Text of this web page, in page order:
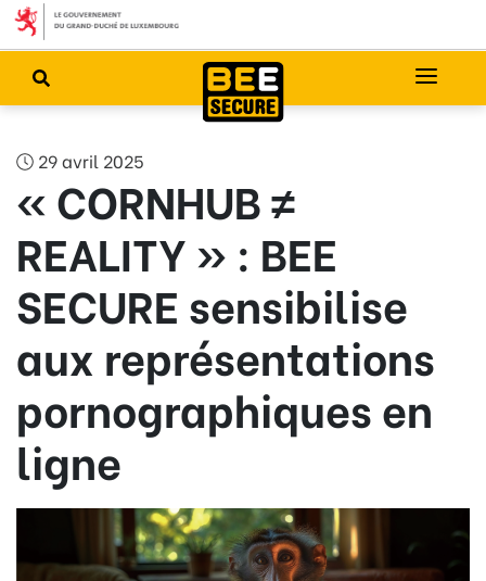
29 avril 2025
« CORNHUB ≠
REALITY » : BEE
SECURE sensibilise
aux représentations
pornographiques en
ligne